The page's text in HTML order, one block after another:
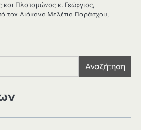
και Πλαταμώνος κ. Γεώργιος,
τον Διάκονο Μελέτιο Παράσχου,
Αναζήτηση